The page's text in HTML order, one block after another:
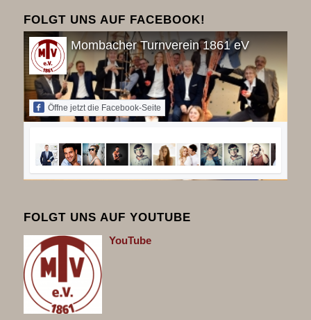
FOLGT UNS AUF FACEBOOK!
Mombacher Turnverein 1861 eV
Öffne jetzt die Facebook-Seite
FOLGT UNS AUF YOUTUBE
YouTube